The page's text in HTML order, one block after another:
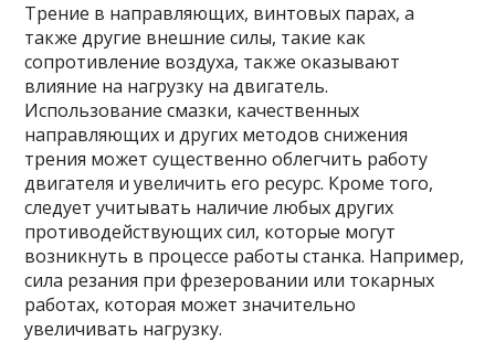
Трение в направляющих, винтовых парах, а
также другие внешние силы, такие как
сопротивление воздуха, также оказывают
влияние на нагрузку на двигатель.
Использование смазки, качественных
направляющих и других методов снижения
трения может существенно облегчить работу
двигателя и увеличить его ресурс. Кроме того,
следует учитывать наличие любых других
противодействующих сил, которые могут
возникнуть в процессе работы станка. Например,
сила резания при фрезеровании или токарных
работах, которая может значительно
увеличивать нагрузку.